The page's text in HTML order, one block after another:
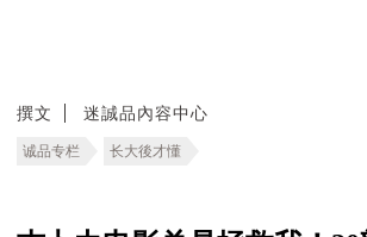
撰文 迷誠品內容中心
诚品专栏 长大後才懂